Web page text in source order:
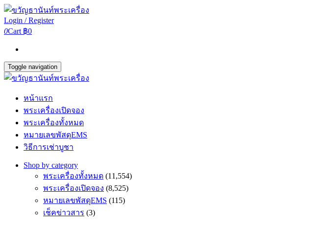
Login / Register
0Cart ฿0
Toggle navigation
หน้าแรก
พระเครื่องเปิดจอง
พระเครื่องทั้งหมด
หมายเลขพัสดุEMS
วิธีการเช่าบูชา
Shop by category
พระเครื่องทั้งหมด (11,554)
พระเครื่องเปิดจอง (8,525)
หมายเลขพัสดุEMS (115)
เช็คข่าวสาร (3)